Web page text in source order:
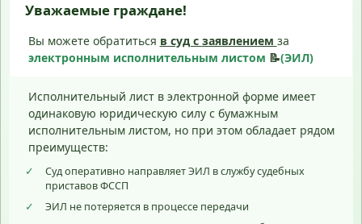
Уважаемые граждане!
Вы можете обратиться в суд с заявлением за
электронным исполнительным листом 📝(ЭИЛ)
Исполнительный лист в электронной форме имеет
одинаковую юридическую силу с бумажным
исполнительным листом, но при этом обладает рядом
преимуществ:
✓
Суд оперативно направляет ЭИЛ в службу судебных
приставов ФССП
✓
ЭИЛ не потеряется в процессе передачи